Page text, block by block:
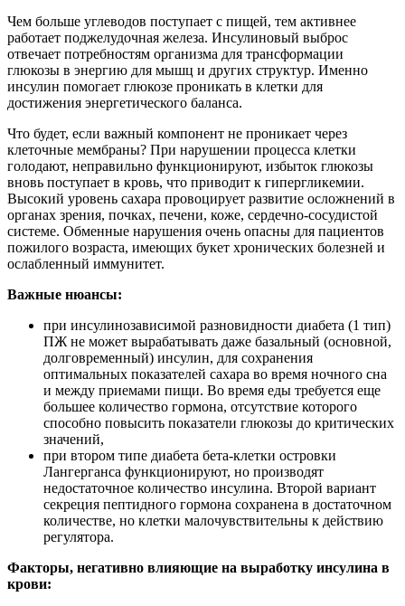
Чем больше углеводов поступает с пищей, тем активнее
работает поджелудочная железа. Инсулиновый выброс
отвечает потребностям организма для трансформации
глюкозы в энергию для мышц и других структур. Именно
инсулин помогает глюкозе проникать в клетки для
достижения энергетического баланса.
Что будет, если важный компонент не проникает через
клеточные мембраны? При нарушении процесса клетки
голодают, неправильно функционируют, избыток глюкозы
вновь поступает в кровь, что приводит к гипергликемии.
Высокий уровень сахара провоцирует развитие осложнений в
органах зрения, почках, печени, коже, сердечно-сосудистой
системе. Обменные нарушения очень опасны для пациентов
пожилого возраста, имеющих букет хронических болезней и
ослабленный иммунитет.
Важные нюансы:
при инсулинозависимой разновидности диабета (1 тип)
ПЖ не может вырабатывать даже базальный (основной,
долговременный) инсулин, для сохранения
оптимальных показателей сахара во время ночного сна
и между приемами пищи. Во время еды требуется еще
большее количество гормона, отсутствие которого
способно повысить показатели глюкозы до критических
значений,
при втором типе диабета бета-клетки островки
Лангерганса функционируют, но производят
недостаточное количество инсулина. Второй вариант
секреция пептидного гормона сохранена в достаточном
количестве, но клетки малочувствительны к действию
регулятора.
Факторы, негативно влияющие на выработку инсулина в
крови: